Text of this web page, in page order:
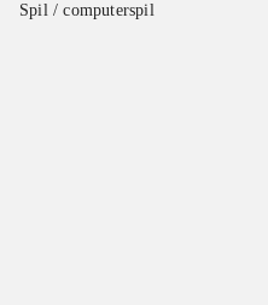
Spil / computerspil